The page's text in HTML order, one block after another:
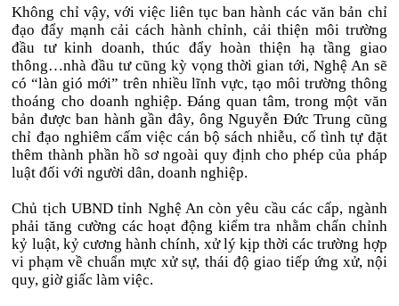
Không chỉ vậy, với việc liên tục ban hành các văn bản chỉ
đạo đẩy mạnh cải cách hành chỉnh, cải thiện môi trường
đầu tư kinh doanh, thúc đẩy hoàn thiện hạ tầng giao
thông…nhà đầu tư cũng kỳ vọng thời gian tới, Nghệ An sẽ
có “làn gió mới” trên nhiều lĩnh vực, tạo môi trường thông
thoáng cho doanh nghiệp. Đáng quan tâm, trong một văn
bản được ban hành gần đây, ông Nguyễn Đức Trung cũng
chỉ đạo nghiêm cấm việc cán bộ sách nhiễu, cố tình tự đặt
thêm thành phần hồ sơ ngoài quy định cho phép của pháp
luật đối với người dân, doanh nghiệp.
Chủ tịch UBND tỉnh Nghệ An còn yêu cầu các cấp, ngành
phải tăng cường các hoạt động kiểm tra nhằm chấn chỉnh
kỷ luật, kỷ cương hành chính, xử lý kịp thời các trường hợp
vi phạm về chuẩn mực xử sự, thái độ giao tiếp ứng xử, nội
quy, giờ giấc làm việc.